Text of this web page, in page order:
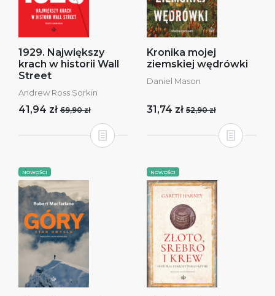
1929. Największy
krach w historii Wall
Street
Andrew Ross Sorkin
41,94 zł 69,90 zł
Kronika mojej
ziemskiej wędrówki
Daniel Mason
31,74 zł 52,90 zł
NOWOŚCI NOWOŚCI